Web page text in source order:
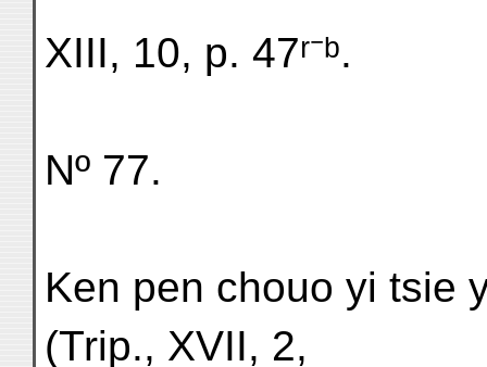
XIII, 10, p. 47ʳ⁻ᵇ.
Nº 77.
Ken pen chouo yi tsie
(Trip., XVII, 2,